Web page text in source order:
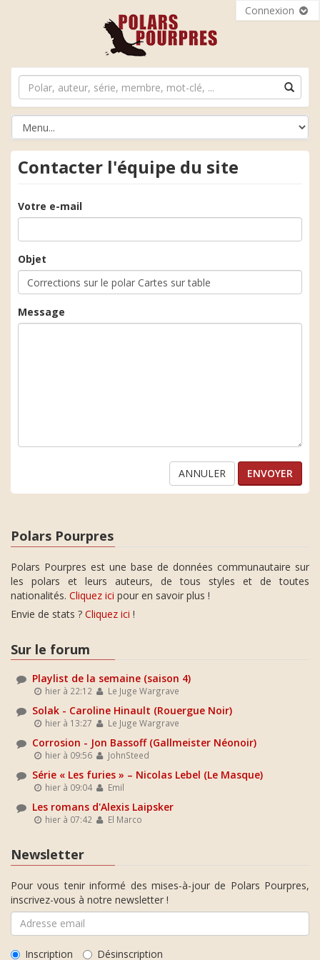
Connexion
Contacter l'équipe du site
Votre e-mail
Objet
Message
ANNULER
Polars Pourpres
Polars Pourpres est une base de données communautaire sur
les polars et leurs auteurs, de tous styles et de toutes
nationalités. Cliquez ici pour en savoir plus !
Envie de stats ? Cliquez ici !
Sur le forum
Playlist de la semaine (saison 4)
hier à 22:12 Le Juge Wargrave
Solak - Caroline Hinault (Rouergue Noir)
hier à 13:27 Le Juge Wargrave
Corrosion - Jon Bassoff (Gallmeister Néonoir)
hier à 09:56 JohnSteed
Série « Les furies » – Nicolas Lebel (Le Masque)
hier à 09:04 Emil
Les romans d'Alexis Laipsker
hier à 07:42 El Marco
Newsletter
Pour vous tenir informé des mises-à-jour de Polars Pourpres,
inscrivez-vous à notre newsletter !
Inscription Désinscription